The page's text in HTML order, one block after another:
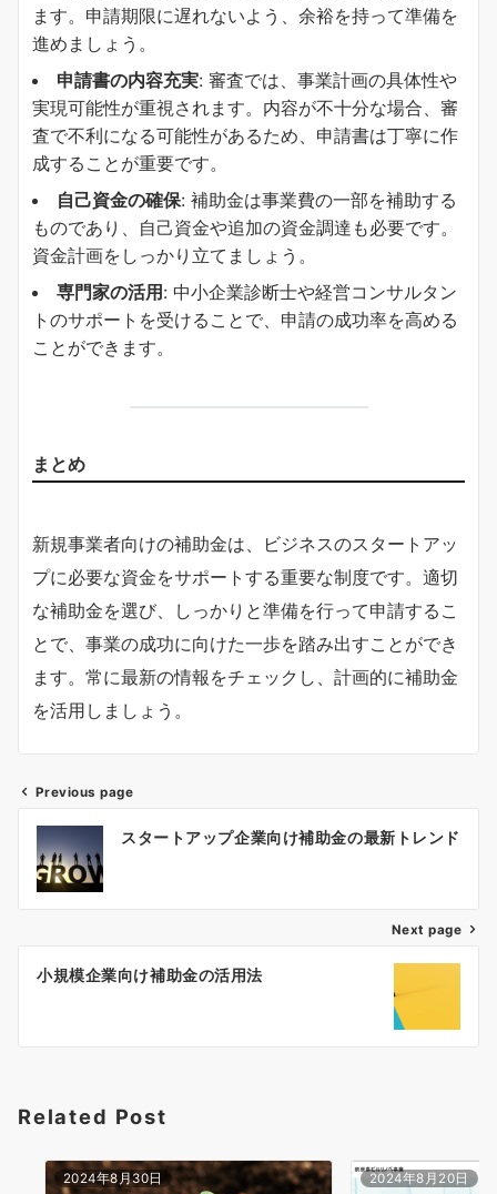
ます。申請期限に遅れないよう、余裕を持って準備を
進めましょう。
申請書の内容充実: 審査では、事業計画の具体性や
実現可能性が重視されます。内容が不十分な場合、審
査で不利になる可能性があるため、申請書は丁寧に作
成することが重要です。
自己資金の確保: 補助金は事業費の一部を補助する
ものであり、自己資金や追加の資金調達も必要です。
資金計画をしっかり立てましょう。
専門家の活用: 中小企業診断士や経営コンサルタン
トのサポートを受けることで、申請の成功率を高める
ことができます。
まとめ
新規事業者向けの補助金は、ビジネスのスタートアッ
プに必要な資金をサポートする重要な制度です。適切
な補助金を選び、しっかりと準備を行って申請するこ
とで、事業の成功に向けた一歩を踏み出すことができ
ます。常に最新の情報をチェックし、計画的に補助金
を活用しましょう。
ン
Previous page
スタートアップ企業向け補助金の最新トレンド
Next page
小規模企業向け補助金の活用法
Related Post
2024年8月30日 2024年8月20日